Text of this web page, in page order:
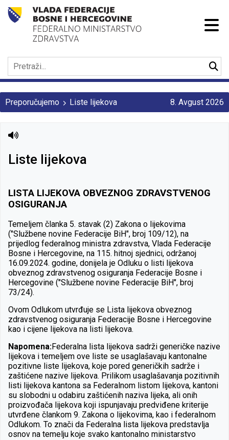
Preporučujemo Liste lijekova 8. Avgust 2026
Liste lijekova
LISTA LIJEKOVA OBVEZNOG ZDRAVSTVENOG
OSIGURANJA
Temeljem članka 5. stavak (2) Zakona o lijekovima
("Službene novine Federacije BiH", broj 109/12), na
prijedlog federalnog ministra zdravstva, Vlada Federacije
Bosne i Hercegovine, na 115. hitnoj sjednici, održanoj
16.09.2024. godine, donijela je Odluku o listi lijekova
obveznog zdravstvenog osiguranja Federacije Bosne i
Hercegovine ("Službene novine Federacije BiH", broj
73/24).
Ovom Odlukom utvrđuje se Lista lijekova obveznog
zdravstvenog osiguranja Federacije Bosne i Hercegovine
kao i cijene lijekova na listi lijekova.
Napomena:Federalna lista lijekova sadrži generičke nazive
lijekova i temeljem ove liste se usaglašavaju kantonalne
pozitivne liste lijekova, koje pored generičkih sadrže i
zaštićene nazive lijekova. Prilikom usaglašavanja pozitivnih
listi lijekova kantona sa Federalnom listom lijekova, kantoni
su slobodni u odabiru zaštićenih naziva lijeka, ali onih
proizvođača lijekova koji ispunjavaju predviđene kriterije
utvrđene člankom 9. Zakona o lijekovima, kao i federalnom
Odlukom. To znači da Federalna lista lijekova predstavlja
osnov na temelju koje svako kantonalno ministarstvo